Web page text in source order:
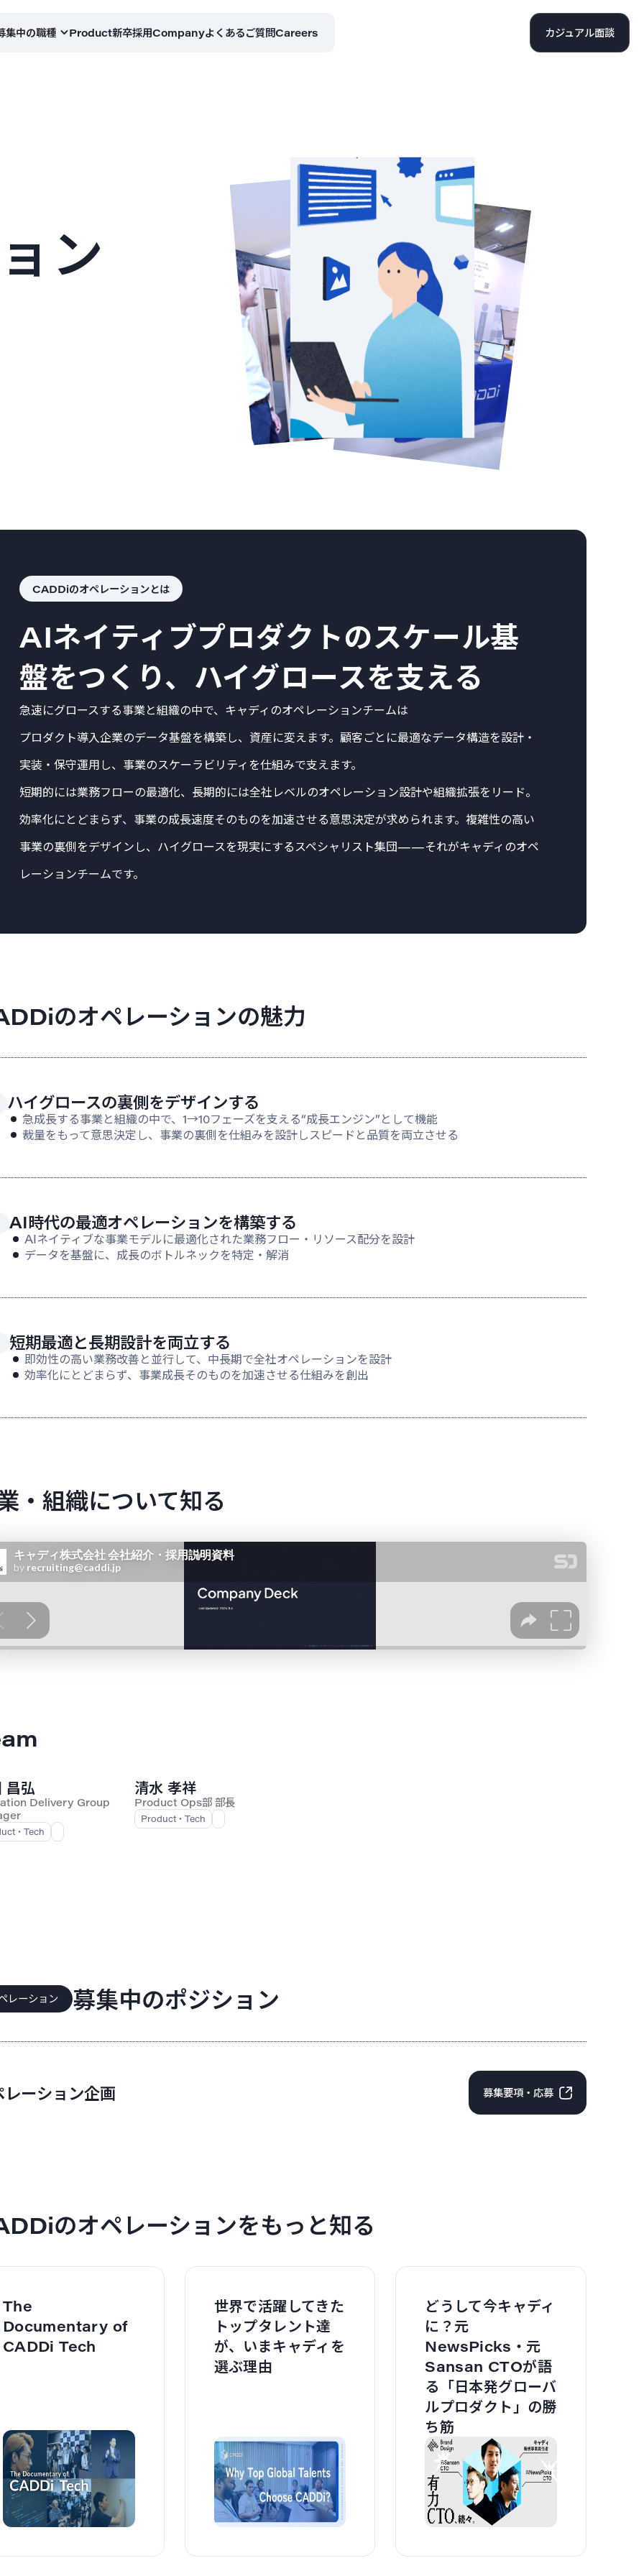
集中の職種 Product新卒採用Companyよくあるご質問Careers カジュアル面談
ン
CADDiのオペレーションとは
AIネイティブプロダクトのスケール基
盤をつくり、ハイグロースを支える
急速にグロースする事業と組織の中で、キャディのオペレーションチームは
プロダクト導入企業のデータ基盤を構築し、資産に変えます。顧客ごとに最適なデータ構造を設計・
実装・保守運用し、事業のスケーラビリティを仕組みで支えます。
短期的には業務フローの最適化、長期的には全社レベルのオペレーション設計や組織拡張をリード。
効率化にとどまらず、事業の成長速度そのものを加速させる意思決定が求められます。複雑性の高い
事業の裏側をデザインし、ハイグロースを現実にするスペシャリスト集団——それがキャディのオペ
レーションチームです。
のオペレーションの魅力
ハイグロースの裏側をデザインする
急成長する事業と組織の中で、1→10フェーズを支える“成長エンジン”として機能
裁量をもって意思決定し、事業の裏側を仕組みを設計しスピードと品質を両立させる
AI時代の最適オペレーションを構築する
AIネイティブな事業モデルに最適化された業務フロー・リソース配分を設計
データを基盤に、成長のボトルネックを特定・解消
短期最適と長期設計を両立する
即効性の高い業務改善と並行して、中長期で全社オペレーションを設計
効率化にとどまらず、事業成長そのものを加速させる仕組みを創出
・組織について知る
昌弘
Delivery Group
・Tech
清水 孝祥
Product Ops部 部長
Product・Tech
レーション 募集中のポジション
レーション企画 募集要項・応募
のオペレーションをもっと知る
The
Documentary of
CADDi Tech
世界で活躍してきた
トップタレント達
が、いまキャディを
選ぶ理由
どうして今キャディ
に？元
NewsPicks・元
Sansan CTOが語
る「日本発グローバ
ルプロダクト」の勝
ち筋